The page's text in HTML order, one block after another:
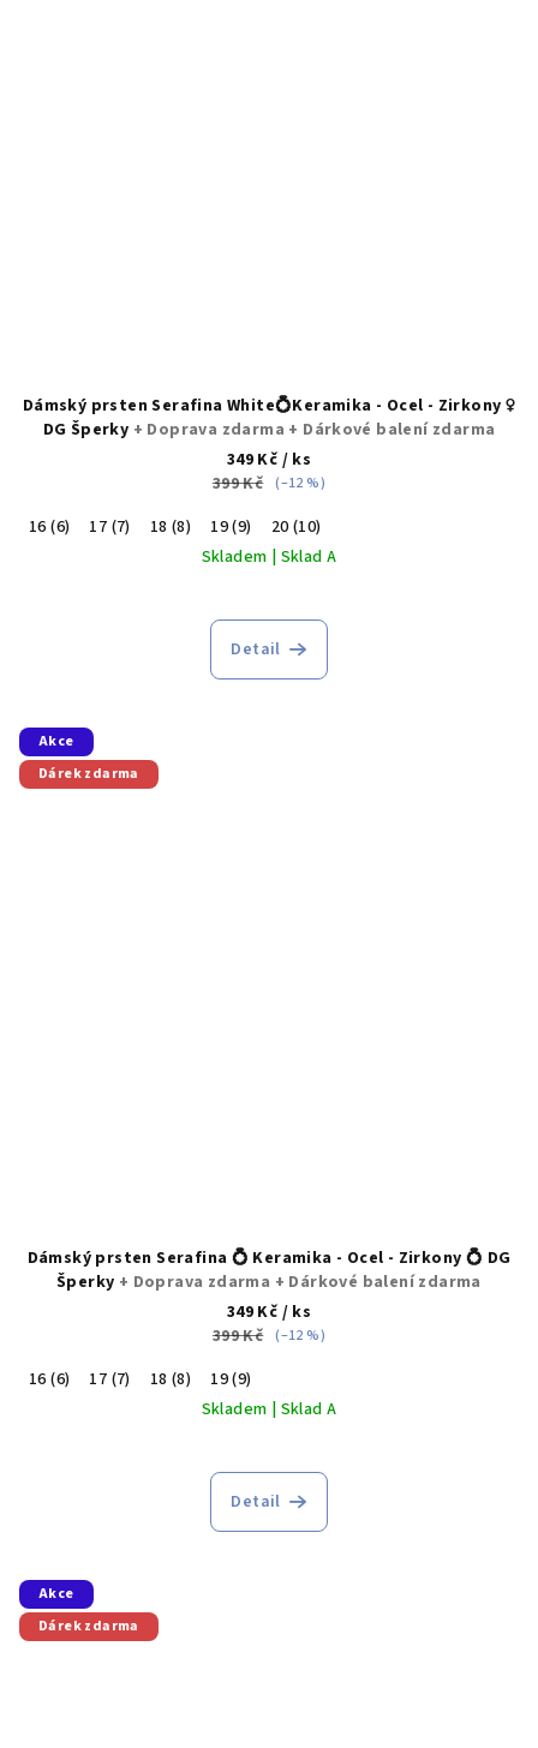
Dámský prsten Serafina White💍Keramika - Ocel - Zirkony ♀️
DG Šperky + Doprava zdarma + Dárkové balení zdarma
349 Kč / ks
399 Kč (–12 %)
16 (6) 17 (7) 18 (8) 19 (9)
20 (10)
Skladem | Sklad A
Detail
Akce
Dárek zdarma
Dámský prsten Serafina 💍 Keramika - Ocel - Zirkony 💍 DG
Šperky + Doprava zdarma + Dárkové balení zdarma
349 Kč / ks
399 Kč (–12 %)
16 (6) 17 (7) 18 (8)
19 (9)
Skladem | Sklad A
Detail
Akce
Dárek zdarma